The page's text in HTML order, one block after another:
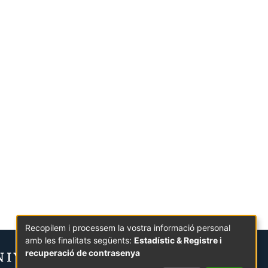
Recopilem i processem la vostra informació personal
amb les finalitats següents: Estadístic & Registre i
recuperació de contrasenya